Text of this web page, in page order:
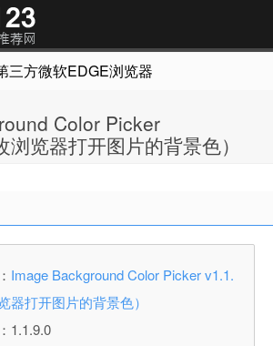
三方微软EDGE浏览器插件推荐网站，
Color Picker
览器打开图片的背景色）
Image Background Color Picker v1.1.
器打开图片的背景色）
1.1.9.0